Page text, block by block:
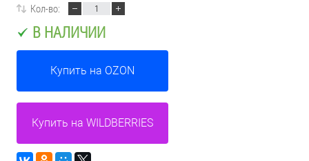
Кол-во:
В НАЛИЧИИ
Купить на OZON
Купить на WILDBERRIES